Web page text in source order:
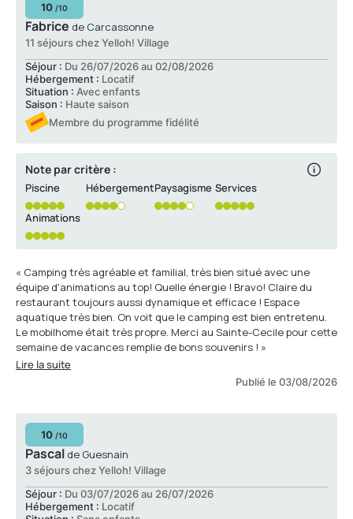
10 /10
Fabrice de Carcassonne
11 séjours chez Yelloh! Village
Séjour : Du 26/07/2026 au 02/08/2026
Hébergement : Locatif
Situation : Avec enfants
Saison : Haute saison
Membre du programme fidélité
Note par critère :
Piscine Hébergement Paysagisme Services
Animations
« Camping très agréable et familial, très bien situé avec une
équipe d'animations au top! Quelle énergie ! Bravo! Claire du
restaurant toujours aussi dynamique et efficace ! Espace
aquatique très bien. On voit que le camping est bien entretenu.
Le mobilhome était très propre. Merci au Sainte-Cecile pour cette
semaine de vacances remplie de bons souvenirs ! »
Lire la suite
Publié le 03/08/2026
10 /10
Pascal de Guesnain
3 séjours chez Yelloh! Village
Séjour : Du 03/07/2026 au 26/07/2026
Hébergement : Locatif